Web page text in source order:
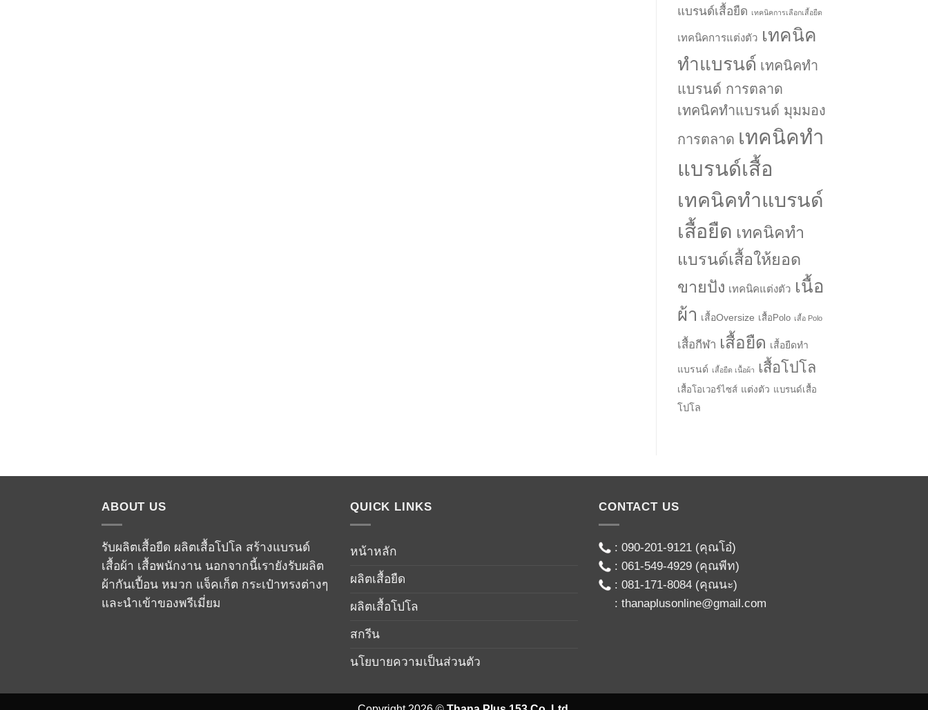
แบรนด์เสื้อยืด เทคนิคการเลือกเสื้อยืด
เทคนิคการแต่งตัว เทคนิค
ทำแบรนด์ เทคนิคทำ
แบรนด์ การตลาด
เทคนิคทำแบรนด์ มุมมอง
การตลาด เทคนิคทำ
แบรนด์เสื้อ
เทคนิคทำแบรนด์
เสื้อยืด เทคนิคทำ
แบรนด์เสื้อให้ยอด
ขายปัง เทคนิคแต่งตัว เนื้อ
ผ้า เสื้อOversize เสื้อPolo เสื้อ Polo
เสื้อกีฬา เสื้อยืด เสื้อยืดทำ
แบรนด์ เสื้อยืด เนื้อผ้า เสื้อโปโล
เสื้อโอเวอร์ไซส์ แต่งตัว แบรนด์เสื้อ
โปโล
ABOUT US
รับผลิตเสื้อยืด ผลิตเสื้อโปโล สร้างแบรนด์
เสื้อผ้า เสื้อพนักงาน นอกจากนี้เรายังรับผลิต
ผ้ากันเปื้อน หมวก แจ็คเก็ต กระเป๋าทรงต่างๆ
และนำเข้าของพรีเมี่ยม
QUICK LINKS
หน้าหลัก
ผลิตเสื้อยืด
ผลิตเสื้อโปโล
สกรีน
นโยบายความเป็นส่วนตัว
CONTACT US
: 090-201-9121(คุณโอ๋)
: 061-549-4929(คุณพีท)
: 081-171-8084(คุณนะ)
: thanaplusonline@gmail.com